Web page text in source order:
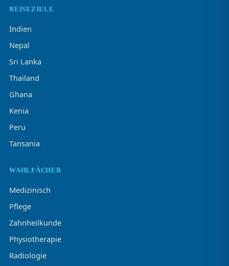
REISEZIELE
Indien
Nepal
Sri Lanka
Thailand
Ghana
Kenia
Peru
Tansania
WAHLFÄCHER
Medizinisch
Pflege
Zahnheilkunde
Physiotherapie
Radiologie